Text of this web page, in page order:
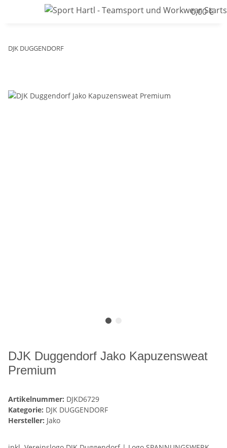
0,00 €
DJK DUGGENDORF
DJK Duggendorf Jako Kapuzensweat
Premium
Artikelnummer: DJKD6729
Kategorie: DJK DUGGENDORF
Hersteller: Jako